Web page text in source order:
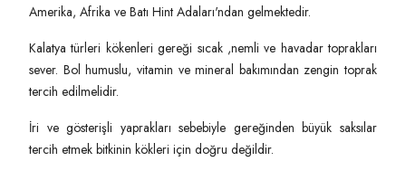
Amerika, Afrika ve Batı Hint Adaları'ndan gelmektedir.
Kalatya türleri kökenleri gereği sıcak ,nemli ve havadar toprakları
sever. Bol humuslu, vitamin ve mineral bakımından zengin toprak
tercih edilmelidir.
İri ve gösterişli yaprakları sebebiyle gereğinden büyük saksılar
tercih etmek bitkinin kökleri için doğru değildir.